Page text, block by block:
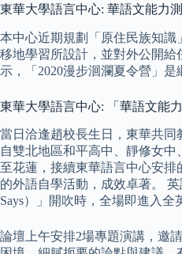
東華大學語言中心: 華語文能力
本中心近期規劃「原住民族知
移地學習所設計，並對外公開
示，「2020漫步洄瀾夏令營」
東華大學語言中心: 「華語文能
當日洽逢趙校長生日，東華共
自雙北地區和平高中、靜修女
至花蓮，接續東華語言中心安
的外語自學活動，成效卓著。
Says）」開吹時，全場即進入
論壇上午安排2場專題演講，邀